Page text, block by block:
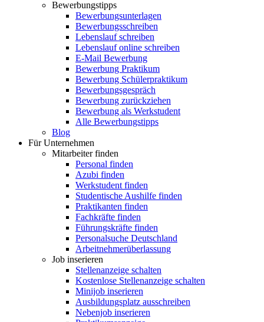
Bewerbungstipps
Bewerbungsunterlagen
Bewerbungsschreiben
Lebenslauf schreiben
Lebenslauf online schreiben
E-Mail Bewerbung
Bewerbung Praktikum
Bewerbung Schülerpraktikum
Bewerbungsgespräch
Bewerbung zurückziehen
Bewerbung als Werkstudent
Alle Bewerbungstipps
Blog
Für Unternehmen
Mitarbeiter finden
Personal finden
Azubi finden
Werkstudent finden
Studentische Aushilfe finden
Praktikanten finden
Fachkräfte finden
Führungskräfte finden
Personalsuche Deutschland
Arbeitnehmerüberlassung
Job inserieren
Stellenanzeige schalten
Kostenlose Stellenanzeige schalten
Minijob inserieren
Ausbildungsplatz ausschreiben
Nebenjob inserieren